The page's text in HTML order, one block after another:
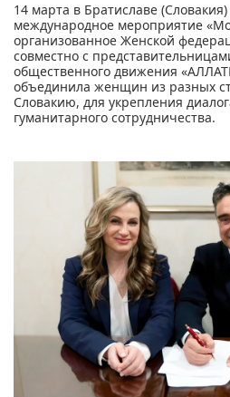
14 марта в Братиславе (Словакия)
международное мероприятие
организованное Женской
совместно с
общественного движения
объединила женщин из разных
Словакию, для укрепления
гуманитарного сотрудничества.